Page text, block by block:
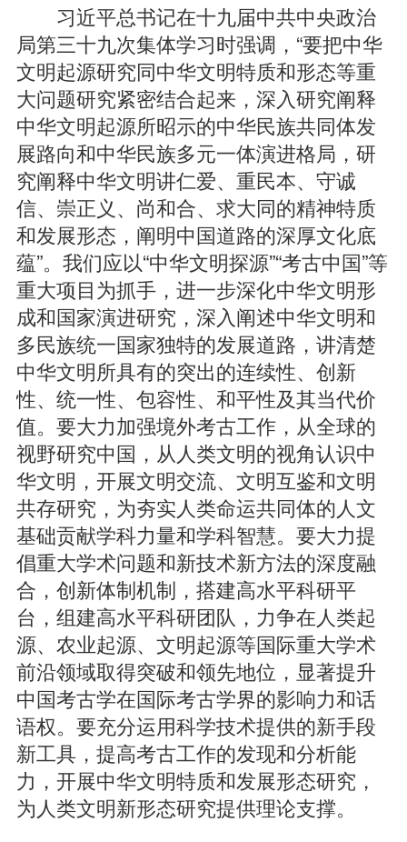
习近平总书记在十九届中共中央政治
局第三十九次集体学习时强调，“要把中华
文明起源研究同中华文明特质和形态等重
大问题研究紧密结合起来，深入研究阐释
中华文明起源所昭示的中华民族共同体发
展路向和中华民族多元一体演进格局，研
究阐释中华文明讲仁爱、重民本、守诚
信、崇正义、尚和合、求大同的精神特质
和发展形态，阐明中国道路的深厚文化底
蕴”。我们应以“中华文明探源”“考古中国”等
重大项目为抓手，进一步深化中华文明形
成和国家演进研究，深入阐述中华文明和
多民族统一国家独特的发展道路，讲清楚
中华文明所具有的突出的连续性、创新
性、统一性、包容性、和平性及其当代价
值。要大力加强境外考古工作，从全球的
视野研究中国，从人类文明的视角认识中
华文明，开展文明交流、文明互鉴和文明
共存研究，为夯实人类命运共同体的人文
基础贡献学科力量和学科智慧。要大力提
倡重大学术问题和新技术新方法的深度融
合，创新体制机制，搭建高水平科研平
台，组建高水平科研团队，力争在人类起
源、农业起源、文明起源等国际重大学术
前沿领域取得突破和领先地位，显著提升
中国考古学在国际考古学界的影响力和话
语权。要充分运用科学技术提供的新手段
新工具，提高考古工作的发现和分析能
力，开展中华文明特质和发展形态研究，
为人类文明新形态研究提供理论支撑。